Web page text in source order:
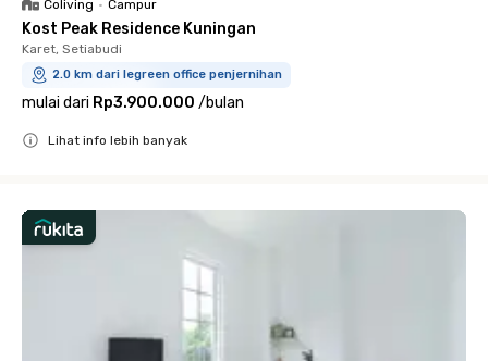
Coliving • Campur
Kost Peak Residence Kuningan
Karet, Setiabudi
2.0 km dari legreen office penjernihan
mulai dari Rp3.900.000 /bulan
Lihat info lebih banyak